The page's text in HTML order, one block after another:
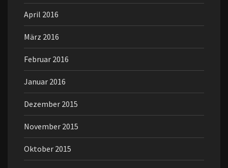
April 2016
März 2016
Februar 2016
Januar 2016
Dezember 2015
November 2015
Oktober 2015